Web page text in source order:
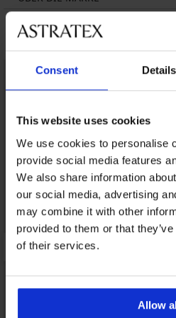
Consent Details
This website uses cookies
We use cookies to personalise
provide social media features
We also share information
our social media, advertising
may combine it with other
provided to them or that
of their services.
Allow
Das könnte
LIMITED